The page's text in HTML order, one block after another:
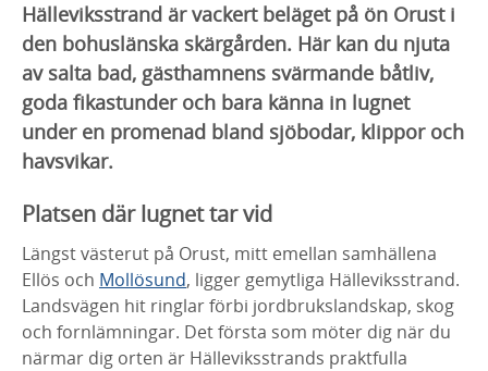
Hälleviksstrand är vackert beläget på ön Orust i
den bohuslänska skärgården. Här kan du njuta
av salta bad, gästhamnens svärmande båtliv,
goda fikastunder och bara känna in lugnet
under en promenad bland sjöbodar, klippor och
havsvikar.
Platsen där lugnet tar vid
Längst västerut på Orust, mitt emellan samhällena
Ellös och Mollösund, ligger gemytliga Hälleviksstrand.
Landsvägen hit ringlar förbi jordbrukslandskap, skog
och fornlämningar. Det första som möter dig när du
närmar dig orten är Hälleviksstrands praktfulla